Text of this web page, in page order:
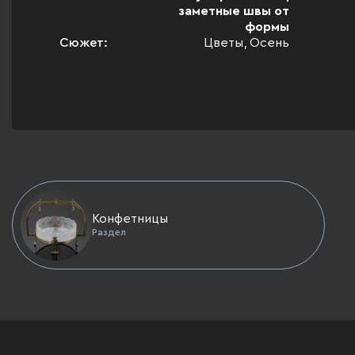
заметные швы от
формы
Сюжет:
Цветы, Осень
Конфетницы
Раздел